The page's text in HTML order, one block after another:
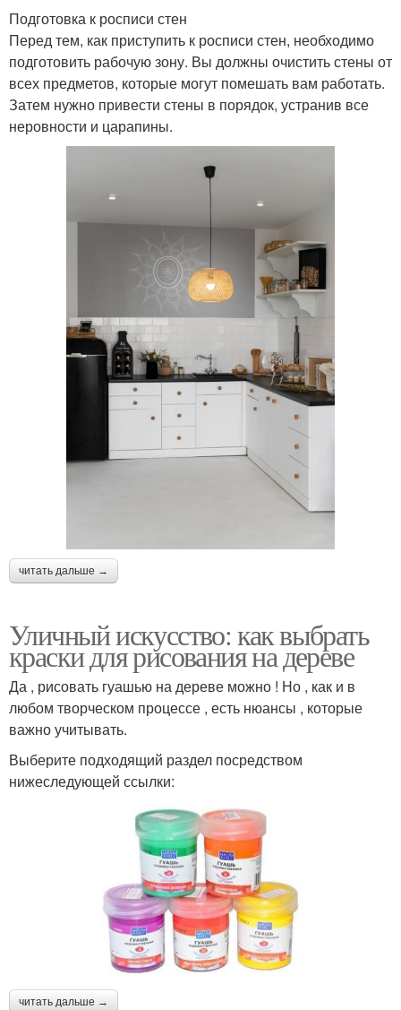
Подготовка к росписи стен
Перед тем, как приступить к росписи стен, необходимо
подготовить рабочую зону. Вы должны очистить стены от
всех предметов, которые могут помешать вам работать.
Затем нужно привести стены в порядок, устранив все
неровности и царапины.
читать дальше →
Уличный искусство: как выбрать
краски для рисования на дереве
Да , рисовать гуашью на дереве можно ! Но , как и в
любом творческом процессе , есть нюансы , которые
важно учитывать.
Выберите подходящий раздел посредством
нижеследующей ссылки:
читать дальше →